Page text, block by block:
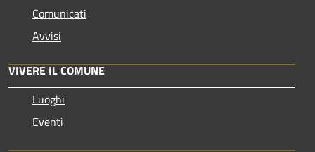
Comunicati
Avvisi
VIVERE IL COMUNE
Luoghi
Eventi